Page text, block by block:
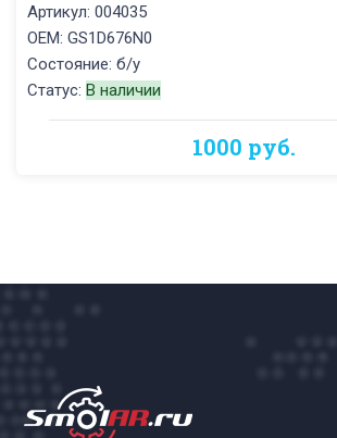
Артикул: 004035
OEM: GS1D676N0
Состояние: б/у
Статус: В наличии
1000 руб.